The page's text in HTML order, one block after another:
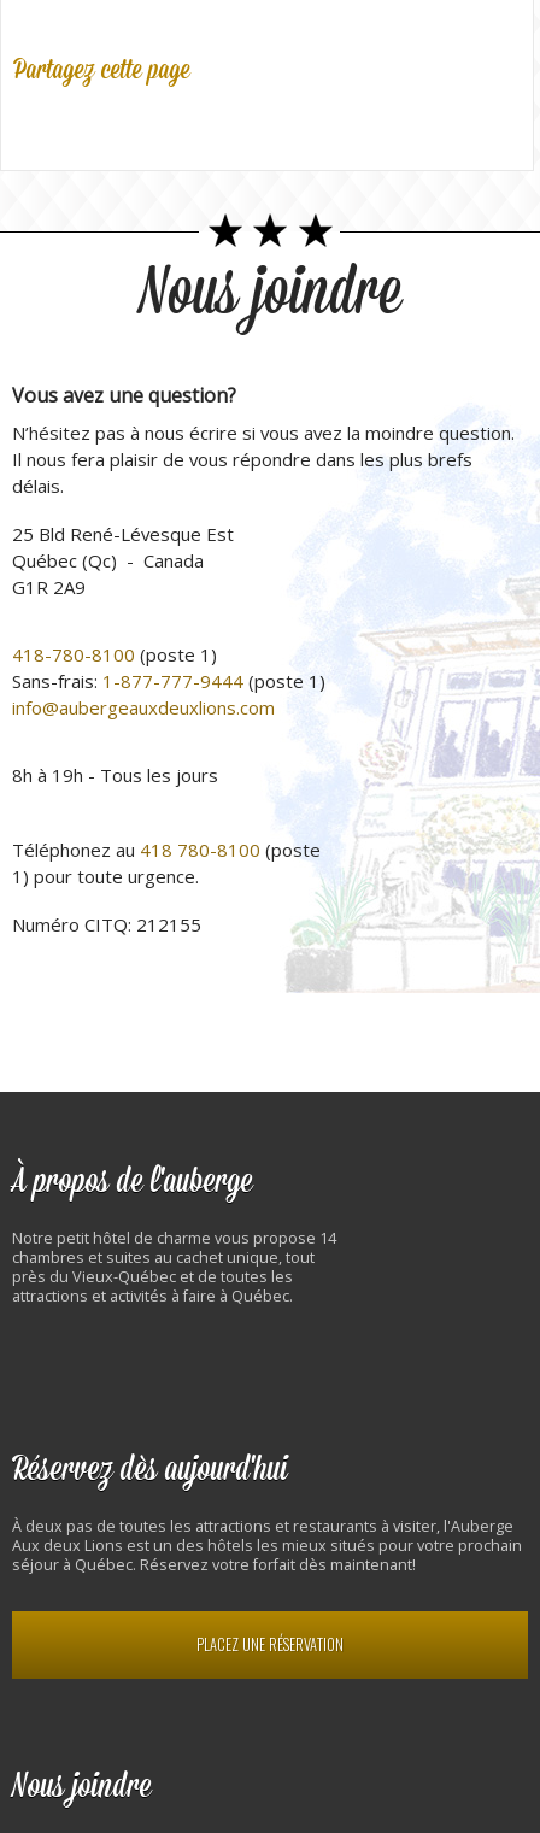
Partagez cette page
Nous joindre
Vous avez une question?
N’hésitez pas à nous écrire si vous avez la moindre question.
Il nous fera plaisir de vous répondre dans les plus brefs
délais.
25 Bld René-Lévesque Est
Québec (Qc) - Canada
G1R 2A9
418-780-8100 (poste 1)
Sans-frais: 1-877-777-9444 (poste 1)
info@aubergeauxdeuxlions.com
8h à 19h - Tous les jours
Téléphonez au 418 780-8100 (poste
1) pour toute urgence.
Numéro CITQ: 212155
À propos de l'auberge
Notre petit hôtel de charme vous propose 14
chambres et suites au cachet unique, tout
près du Vieux-Québec et de toutes les
attractions et activités à faire à Québec.
Réservez dès aujourd'hui
À deux pas de toutes les attractions et restaurants à visiter, l'Auberge
Aux deux Lions est un des hôtels les mieux situés pour votre prochain
séjour à Québec. Réservez votre forfait dès maintenant!
PLACEZ UNE RÉSERVATION
Nous joindre